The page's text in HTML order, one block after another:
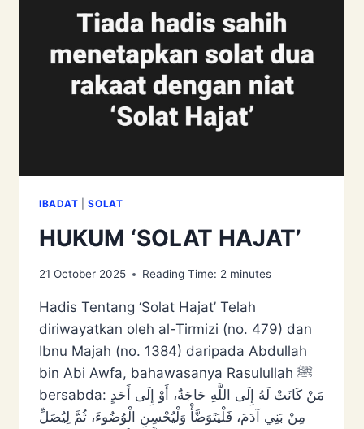
IBADAT |SOLAT
HUKUM ‘SOLAT HAJAT’
21 October 2025 Reading Time: 2 minutes
Hadis Tentang ‘Solat Hajat’ Telah
diriwayatkan oleh al-Tirmizi (no. 479) dan
Ibnu Majah (no. 1384) daripada Abdullah
bin Abi Awfa, bahawasanya Rasulullah ﷺ
bersabda: مَنْ كَانَتْ لَهُ إِلَى اللَّهِ حَاجَةٌ، أَوْ إِلَى أَحَدٍ
مِنْ بَنِي آدَمَ، فَلْيَتَوَضَّأْ وَلْيُحْسِنِ الْوُضُوءَ، ثُمَّ لِيُصَلِّ